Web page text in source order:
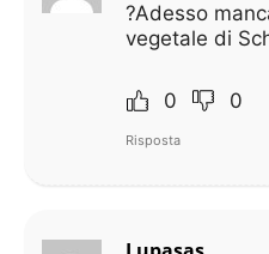
?Adesso
vegetale di
0 0
Risposta